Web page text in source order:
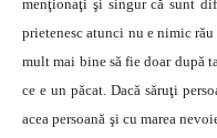
menţionaţi şi singur că sunt
prietenesc atunci nu e nimic
mult mai bine să fie doar după
ce e un păcat. Dacă săruţi
acea persoană şi cu marea